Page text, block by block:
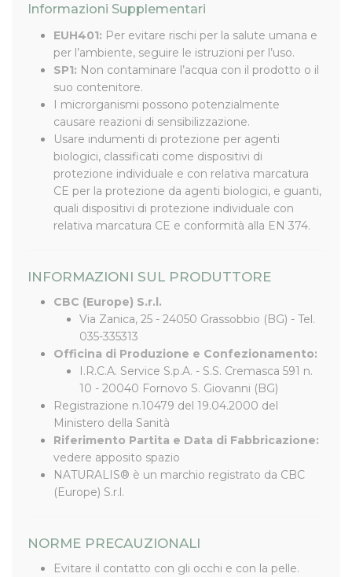
Informazioni Supplementari
EUH401: Per evitare rischi per la salute umana e
per l’ambiente, seguire le istruzioni per l’uso.
SP1: Non contaminare l’acqua con il prodotto o il
suo contenitore.
I microrganismi possono potenzialmente
causare reazioni di sensibilizzazione.
Usare indumenti di protezione per agenti
biologici, classificati come dispositivi di
protezione individuale e con relativa marcatura
CE per la protezione da agenti biologici, e guanti,
quali dispositivi di protezione individuale con
relativa marcatura CE e conformità alla EN 374.
INFORMAZIONI SUL PRODUTTORE
CBC (Europe) S.r.l.
Via Zanica, 25 - 24050 Grassobbio (BG) - Tel.
035-335313
Officina di Produzione e Confezionamento:
I.R.C.A. Service S.p.A. - S.S. Cremasca 591 n.
10 - 20040 Fornovo S. Giovanni (BG)
Registrazione n.10479 del 19.04.2000 del
Ministero della Sanità
Riferimento Partita e Data di Fabbricazione:
vedere apposito spazio
NATURALIS® è un marchio registrato da CBC
(Europe) S.r.l.
NORME PRECAUZIONALI
Evitare il contatto con gli occhi e con la pelle.